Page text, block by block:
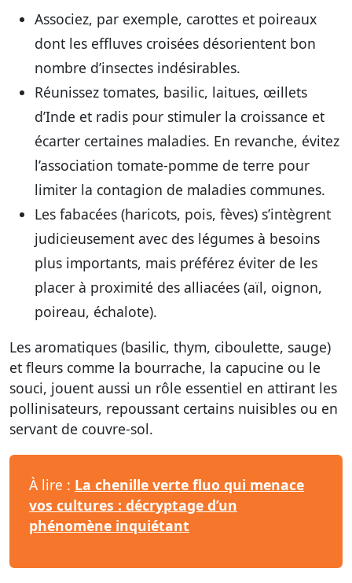
Associez, par exemple, carottes et poireaux
dont les effluves croisées désorientent bon
nombre d’insectes indésirables.
Réunissez tomates, basilic, laitues, œillets
d’Inde et radis pour stimuler la croissance et
écarter certaines maladies. En revanche, évitez
l’association tomate-pomme de terre pour
limiter la contagion de maladies communes.
Les fabacées (haricots, pois, fèves) s’intègrent
judicieusement avec des légumes à besoins
plus importants, mais préférez éviter de les
placer à proximité des alliacées (aïl, oignon,
poireau, échalote).
Les aromatiques (basilic, thym, ciboulette, sauge)
et fleurs comme la bourrache, la capucine ou le
souci, jouent aussi un rôle essentiel en attirant les
pollinisateurs, repoussant certains nuisibles ou en
servant de couvre-sol.
À lire : La chenille verte fluo qui menace
vos cultures : décryptage d’un
phénomène inquiétant